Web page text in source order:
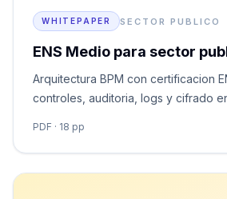
WHITEPAPER SECTOR PUBLICO
ENS Medio para sector
Arquitectura BPM con certificacion
controles, auditoria, logs y cifrado
PDF · 18 pp